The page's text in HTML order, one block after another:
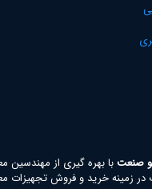
صنعتبا بهره گیری از مهندسین
در زمینه خرید و فروش تجهیزات